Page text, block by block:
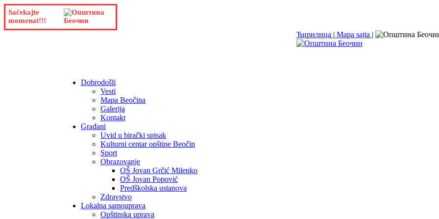
Sačekajte
momenat!!!
Ћирилица | Mapa sajta |
Dobrodošli
Vesti
Mapa Beočina
Galerija
Kontakt
Građani
Uvid u birački spisak
Kulturni centar opštine Beočin
Sport
Obrazovanje
OŠ Jovan Grčić Milenko
OŠ Jovan Popović
Predškolska ustanova
Zdravstvo
Lokalna samouprava
Opštinska uprava